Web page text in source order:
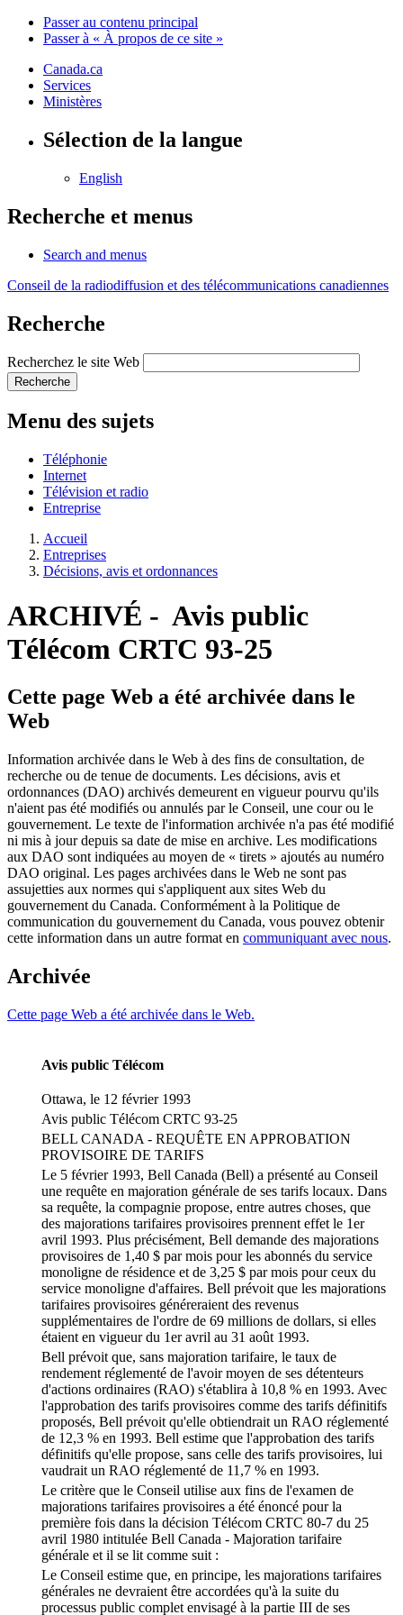
Passer au contenu principal
Passer à « À propos de ce site »
Canada.ca
Services
Ministères
Sélection de la langue
English
Recherche et menus
Search and menus
Conseil de la radiodiffusion et des télécommunications canadiennes
Recherche
Recherchez le site Web
Recherche
Menu des sujets
Téléphonie
Internet
Télévision et radio
Entreprise
Accueil
Entreprises
Décisions, avis et ordonnances
ARCHIVÉ - Avis public
Télécom CRTC 93-25
Cette page Web a été archivée dans le
Web
Information archivée dans le Web à des fins de consultation, de
recherche ou de tenue de documents. Les décisions, avis et
ordonnances (DAO) archivés demeurent en vigueur pourvu qu'ils
n'aient pas été modifiés ou annulés par le Conseil, une cour ou le
gouvernement. Le texte de l'information archivée n'a pas été modifié
ni mis à jour depuis sa date de mise en archive. Les modifications
aux DAO sont indiquées au moyen de « tirets » ajoutés au numéro
DAO original. Les pages archivées dans le Web ne sont pas
assujetties aux normes qui s'appliquent aux sites Web du
gouvernement du Canada. Conformément à la Politique de
communication du gouvernement du Canada, vous pouvez obtenir
cette information dans un autre format en communiquant avec nous.
Archivée
Cette page Web a été archivée dans le Web.
Avis public Télécom
Ottawa, le 12 février 1993
Avis public Télécom CRTC 93-25
BELL CANADA - REQUÊTE EN APPROBATION
PROVISOIRE DE TARIFS
Le 5 février 1993, Bell Canada (Bell) a présenté au Conseil
une requête en majoration générale de ses tarifs locaux. Dans
sa requête, la compagnie propose, entre autres choses, que
des majorations tarifaires provisoires prennent effet le 1er
avril 1993. Plus précisément, Bell demande des majorations
provisoires de 1,40 $ par mois pour les abonnés du service
monoligne de résidence et de 3,25 $ par mois pour ceux du
service monoligne d'affaires. Bell prévoit que les majorations
tarifaires provisoires généreraient des revenus
supplémentaires de l'ordre de 69 millions de dollars, si elles
étaient en vigueur du 1er avril au 31 août 1993.
Bell prévoit que, sans majoration tarifaire, le taux de
rendement réglementé de l'avoir moyen de ses détenteurs
d'actions ordinaires (RAO) s'établira à 10,8 % en 1993. Avec
l'approbation des tarifs provisoires comme des tarifs définitifs
proposés, Bell prévoit qu'elle obtiendrait un RAO réglementé
de 12,3 % en 1993. Bell estime que l'approbation des tarifs
définitifs qu'elle propose, sans celle des tarifs provisoires, lui
vaudrait un RAO réglementé de 11,7 % en 1993.
Le critère que le Conseil utilise aux fins de l'examen de
majorations tarifaires provisoires a été énoncé pour la
première fois dans la décision Télécom CRTC 80-7 du 25
avril 1980 intitulée Bell Canada - Majoration tarifaire
générale et il se lit comme suit :
Le Conseil estime que, en principe, les majorations tarifaires
générales ne devraient être accordées qu'à la suite du
processus public complet envisagé à la partie III de ses